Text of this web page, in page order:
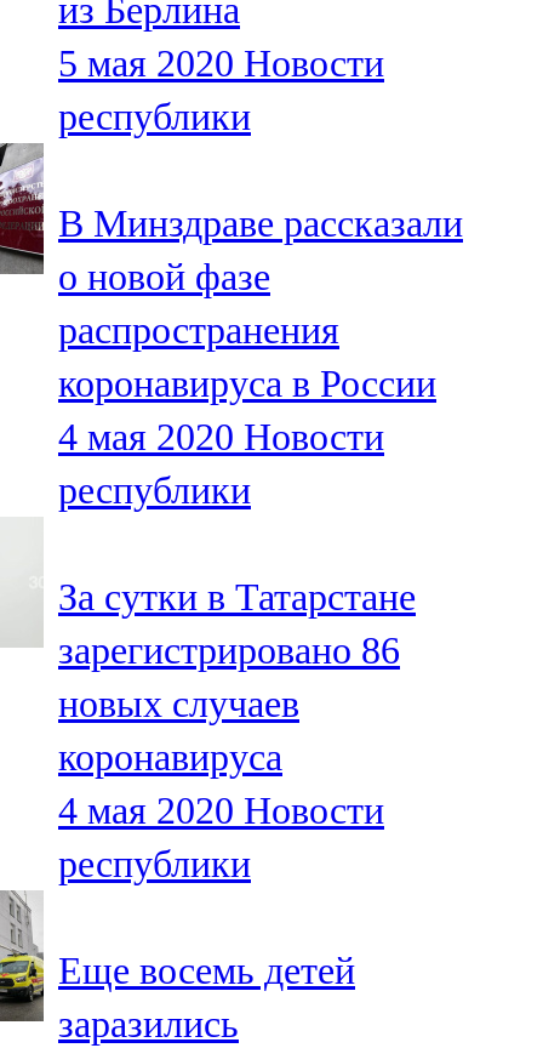
из Берлина
5 мая 2020 Новости
республики
В Минздраве рассказали
о новой фазе
распространения
коронавируса в России
4 мая 2020 Новости
республики
За сутки в Татарстане
зарегистрировано 86
новых случаев
коронавируса
4 мая 2020 Новости
республики
Еще восемь детей
заразились